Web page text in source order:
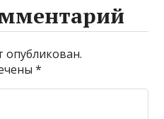
опубликован.
*